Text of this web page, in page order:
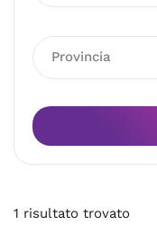
Provincia
1 risultato trovato